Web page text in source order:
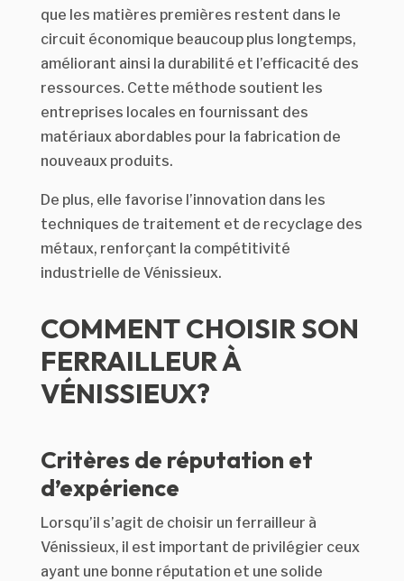
que les matières premières restent dans le
circuit économique beaucoup plus longtemps,
améliorant ainsi la durabilité et l’efficacité des
ressources. Cette méthode soutient les
entreprises locales en fournissant des
matériaux abordables pour la fabrication de
nouveaux produits.
De plus, elle favorise l’innovation dans les
techniques de traitement et de recyclage des
métaux, renforçant la compétitivité
industrielle de Vénissieux.
COMMENT CHOISIR SON
FERRAILLEUR À
VÉNISSIEUX?
Critères de réputation et
d’expérience
Lorsqu’il s’agit de choisir un ferrailleur à
Vénissieux, il est important de privilégier ceux
ayant une bonne réputation et une solide